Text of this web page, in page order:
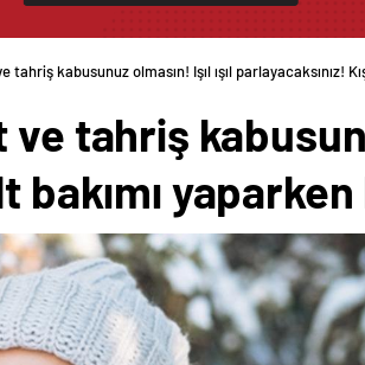
kabusunuz olmasın! Işıl ışıl parlayacaksınız!
tahriş
bakımı